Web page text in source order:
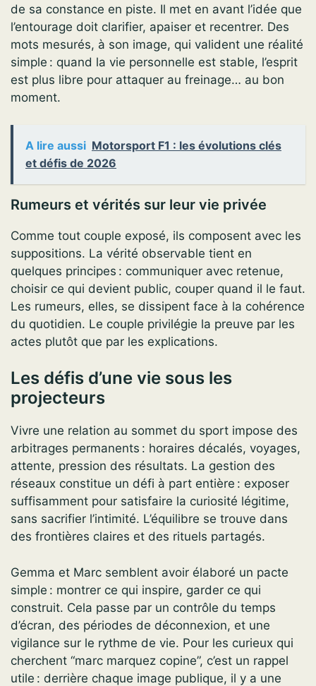
de sa constance en piste. Il met en avant l’idée que
l’entourage doit clarifier, apaiser et recentrer. Des
mots mesurés, à son image, qui valident une réalité
simple : quand la vie personnelle est stable, l’esprit
est plus libre pour attaquer au freinage… au bon
moment.
A lire aussi Motorsport F1 : les évolutions clés
et défis de 2026
Rumeurs et vérités sur leur vie privée
Comme tout couple exposé, ils composent avec les
suppositions. La vérité observable tient en
quelques principes : communiquer avec retenue,
choisir ce qui devient public, couper quand il le faut.
Les rumeurs, elles, se dissipent face à la cohérence
du quotidien. Le couple privilégie la preuve par les
actes plutôt que par les explications.
Les défis d’une vie sous les
projecteurs
Vivre une relation au sommet du sport impose des
arbitrages permanents : horaires décalés, voyages,
attente, pression des résultats. La gestion des
réseaux constitue un défi à part entière : exposer
suffisamment pour satisfaire la curiosité légitime,
sans sacrifier l’intimité. L’équilibre se trouve dans
des frontières claires et des rituels partagés.
Gemma et Marc semblent avoir élaboré un pacte
simple : montrer ce qui inspire, garder ce qui
construit. Cela passe par un contrôle du temps
d’écran, des périodes de déconnexion, et une
vigilance sur le rythme de vie. Pour les curieux qui
cherchent “marc marquez copine”, c’est un rappel
utile : derrière chaque image publique, il y a une